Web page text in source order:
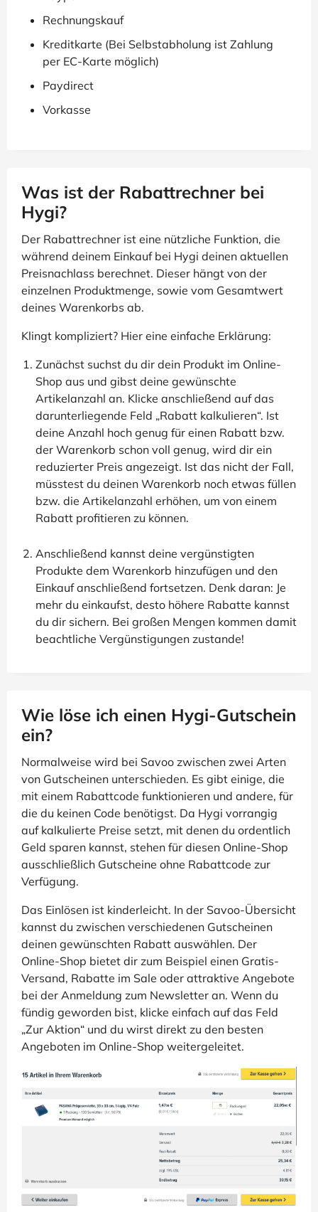
Rechnungskauf
Kreditkarte (Bei Selbstabholung ist Zahlung
per EC-Karte möglich)
Paydirect
Vorkasse
Was ist der Rabattrechner bei
Hygi?
Der Rabattrechner ist eine nützliche Funktion, die
während deinem Einkauf bei Hygi deinen aktuellen
Preisnachlass berechnet. Dieser hängt von der
einzelnen Produktmenge, sowie vom Gesamtwert
deines Warenkorbs ab.
Klingt kompliziert? Hier eine einfache Erklärung:
Zunächst suchst du dir dein Produkt im Online-
Shop aus und gibst deine gewünschte
Artikelanzahl an. Klicke anschließend auf das
darunterliegende Feld „Rabatt kalkulieren“. Ist
deine Anzahl hoch genug für einen Rabatt bzw.
der Warenkorb schon voll genug, wird dir ein
reduzierter Preis angezeigt. Ist das nicht der Fall,
müsstest du deinen Warenkorb noch etwas füllen
bzw. die Artikelanzahl erhöhen, um von einem
Rabatt profitieren zu können.
Anschließend kannst deine vergünstigten
Produkte dem Warenkorb hinzufügen und den
Einkauf anschließend fortsetzen. Denk daran: Je
mehr du einkaufst, desto höhere Rabatte kannst
du dir sichern. Bei großen Mengen kommen damit
beachtliche Vergünstigungen zustande!
Wie löse ich einen Hygi-Gutschein
ein?
Normalweise wird bei Savoo zwischen zwei Arten
von Gutscheinen unterschieden. Es gibt einige, die
mit einem Rabattcode funktionieren und andere, für
die du keinen Code benötigst. Da Hygi vorrangig
auf kalkulierte Preise setzt, mit denen du ordentlich
Geld sparen kannst, stehen für diesen Online-Shop
ausschließlich Gutscheine ohne Rabattcode zur
Verfügung.
Das Einlösen ist kinderleicht. In der Savoo-Übersicht
kannst du zwischen verschiedenen Gutscheinen
deinen gewünschten Rabatt auswählen. Der
Online-Shop bietet dir zum Beispiel einen Gratis-
Versand, Rabatte im Sale oder attraktive Angebote
bei der Anmeldung zum Newsletter an. Wenn du
fündig geworden bist, klicke einfach auf das Feld
„Zur Aktion“ und du wirst direkt zu den besten
Angeboten im Online-Shop weitergeleitet.